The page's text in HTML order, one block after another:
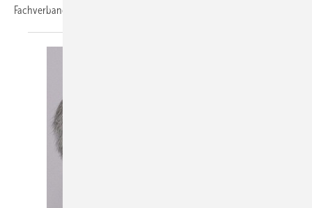
Fachverbandes während eines